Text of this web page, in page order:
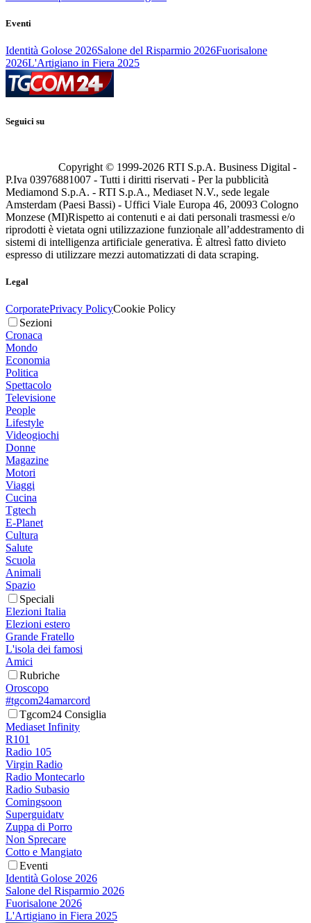
Eventi
Identità Golose 2026Salone del Risparmio 2026Fuorisalone
2026L'Artigiano in Fiera 2025
Seguici su
Copyright © 1999-2026 RTI S.p.A. Business Digital -
P.Iva 03976881007 - Tutti i diritti riservati - Per la pubblicità
Mediamond S.p.A. - RTI S.p.A., Mediaset N.V., sede legale
Amsterdam (Paesi Bassi) - Uffici Viale Europa 46, 20093 Cologno
Monzese (MI)Rispetto ai contenuti e ai dati personali trasmessi e/o
riprodotti è vietata ogni utilizzazione funzionale all’addestramento di
sistemi di intelligenza artificiale generativa. È altresì fatto divieto
espresso di utilizzare mezzi automatizzati di data scraping.
Legal
CorporatePrivacy PolicyCookie Policy
Sezioni
Cronaca
Mondo
Economia
Politica
Spettacolo
Televisione
People
Lifestyle
Videogiochi
Donne
Magazine
Motori
Viaggi
Cucina
Tgtech
E-Planet
Cultura
Salute
Scuola
Animali
Spazio
Speciali
Elezioni Italia
Elezioni estero
Grande Fratello
L'isola dei famosi
Amici
Rubriche
Oroscopo
#tgcom24amarcord
Tgcom24 Consiglia
Mediaset Infinity
R101
Radio 105
Virgin Radio
Radio Montecarlo
Radio Subasio
Comingsoon
Superguidatv
Zuppa di Porro
Non Sprecare
Cotto e Mangiato
Eventi
Identità Golose 2026
Salone del Risparmio 2026
Fuorisalone 2026
L'Artigiano in Fiera 2025